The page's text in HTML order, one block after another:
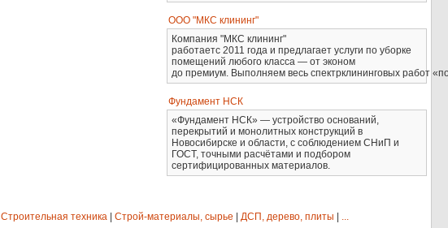
ООО "МКС клининг"
Компания "МКС клининг"
работаетс 2011 года и предлагает услуги по уборке
помещений любого класса — от эконом
до премиум. Выполняем весь спектрклининговых работ
Фундамент НСК
«Фундамент НСК» — устройство оснований,
перекрытий и монолитных конструкций в
Новосибирске и области, с соблюдением СНиП и
ГОСТ, точными расчётами и подбором
сертифицированных материалов.
Строительная техника Строй-материалы, сырье ДСП, дерево, плиты
...